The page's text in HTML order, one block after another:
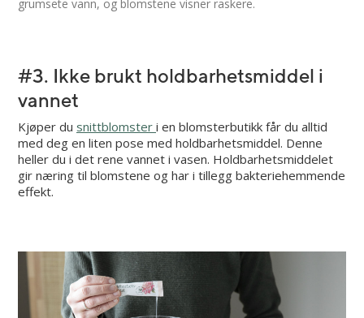
grumsete vann, og blomstene visner raskere.
#3. Ikke brukt holdbarhetsmiddel i
vannet
Kjøper du snittblomster i en blomsterbutikk får du alltid
med deg en liten pose med holdbarhetsmiddel. Denne
heller du i det rene vannet i vasen. Holdbarhetsmiddelet
gir næring til blomstene og har i tillegg bakteriehemmende
effekt.